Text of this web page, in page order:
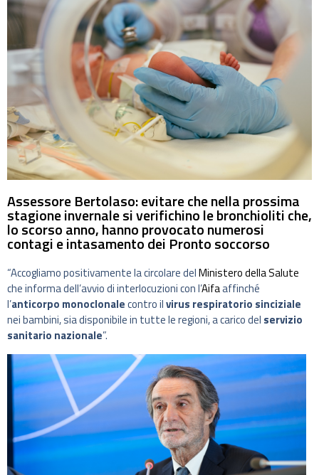
Assessore Bertolaso: evitare che nella prossima
stagione invernale si verifichino le bronchioliti che,
lo scorso anno, hanno provocato numerosi
contagi e intasamento dei Pronto soccorso
“Accogliamo positivamente la circolare delMinistero della Salute
che informa dell’avvio di interlocuzioni con l’Aifaaffinché
l’anticorpo monoclonalecontro ilvirus respiratorio sinciziale
nei bambini, sia disponibile in tutte le regioni, a carico del servizio
sanitario nazionale”.